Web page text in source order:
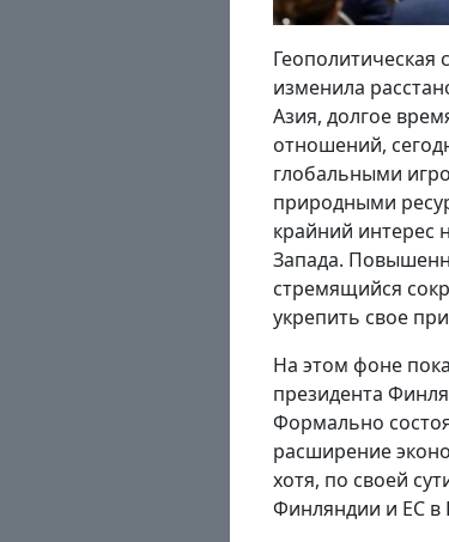
Геополитическая
изменила
Азия, долгое
отношений,
глобальными
природными
крайний интерес
Запада.
стремящийся
укрепить свое
На этом фоне
президента
Формально
расширение
хотя, по своей
Финляндии и ЕС в